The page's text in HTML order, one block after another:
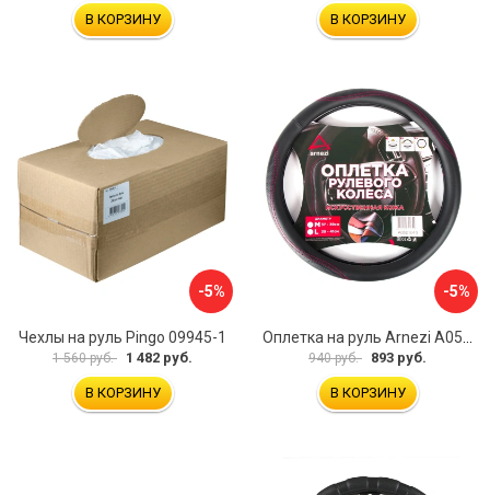
В КОРЗИНУ В КОРЗИНУ
-5%
Чехлы на руль Pingo 09945-1
1 560 руб. 1 482 руб.
В КОРЗИНУ
-5%
940 руб. 893 руб.
В КОРЗИНУ